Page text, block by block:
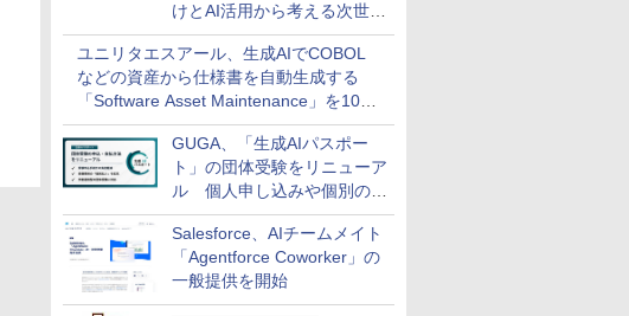
けとAI活用から考える次世代
ファイナンス戦略
ユニリタエスアール、生成AIでCOBOL
などの資産から仕様書を自動生成する
「Software Asset Maintenance」を10月
に発売
GUGA、「生成AIパスポー
ト」の団体受験をリニューア
ル 個人申し込みや個別の支
払いなどに対応
Salesforce、AIチームメイト
「Agentforce Coworker」の
一般提供を開始